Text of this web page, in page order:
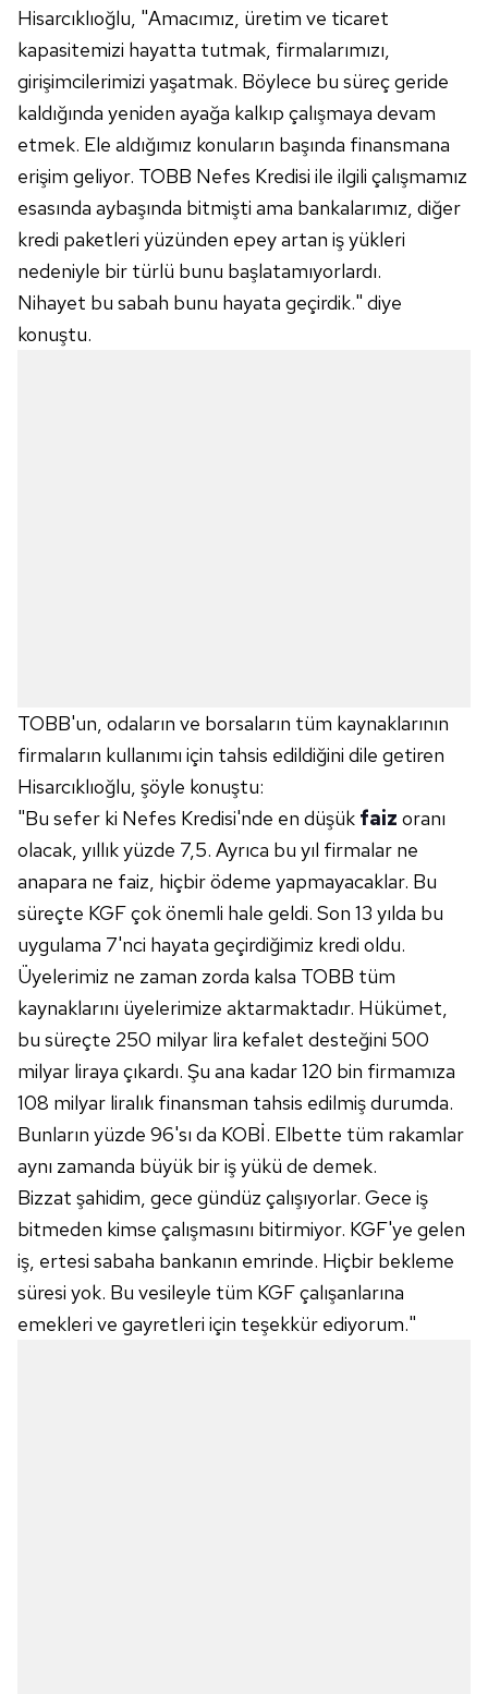
Hisarcıklıoğlu, "Amacımız, üretim ve ticaret
kapasitemizi hayatta tutmak, firmalarımızı,
girişimcilerimizi yaşatmak. Böylece bu süreç geride
kaldığında yeniden ayağa kalkıp çalışmaya devam
etmek. Ele aldığımız konuların başında finansmana
erişim geliyor. TOBB Nefes Kredisi ile ilgili çalışmamız
esasında aybaşında bitmişti ama bankalarımız, diğer
kredi paketleri yüzünden epey artan iş yükleri
nedeniyle bir türlü bunu başlatamıyorlardı.
Nihayet bu sabah bunu hayata geçirdik." diye
konuştu.
TOBB'un, odaların ve borsaların tüm kaynaklarının
firmaların kullanımı için tahsis edildiğini dile getiren
Hisarcıklıoğlu, şöyle konuştu:
"Bu sefer ki Nefes Kredisi'nde en düşük faiz oranı
olacak, yıllık yüzde 7,5. Ayrıca bu yıl firmalar ne
anapara ne faiz, hiçbir ödeme yapmayacaklar. Bu
süreçte KGF çok önemli hale geldi. Son 13 yılda bu
uygulama 7'nci hayata geçirdiğimiz kredi oldu.
Üyelerimiz ne zaman zorda kalsa TOBB tüm
kaynaklarını üyelerimize aktarmaktadır. Hükümet,
bu süreçte 250 milyar lira kefalet desteğini 500
milyar liraya çıkardı. Şu ana kadar 120 bin firmamıza
108 milyar liralık finansman tahsis edilmiş durumda.
Bunların yüzde 96'sı da KOBİ. Elbette tüm rakamlar
aynı zamanda büyük bir iş yükü de demek.
Bizzat şahidim, gece gündüz çalışıyorlar. Gece iş
bitmeden kimse çalışmasını bitirmiyor. KGF'ye gelen
iş, ertesi sabaha bankanın emrinde. Hiçbir bekleme
süresi yok. Bu vesileyle tüm KGF çalışanlarına
emekleri ve gayretleri için teşekkür ediyorum."